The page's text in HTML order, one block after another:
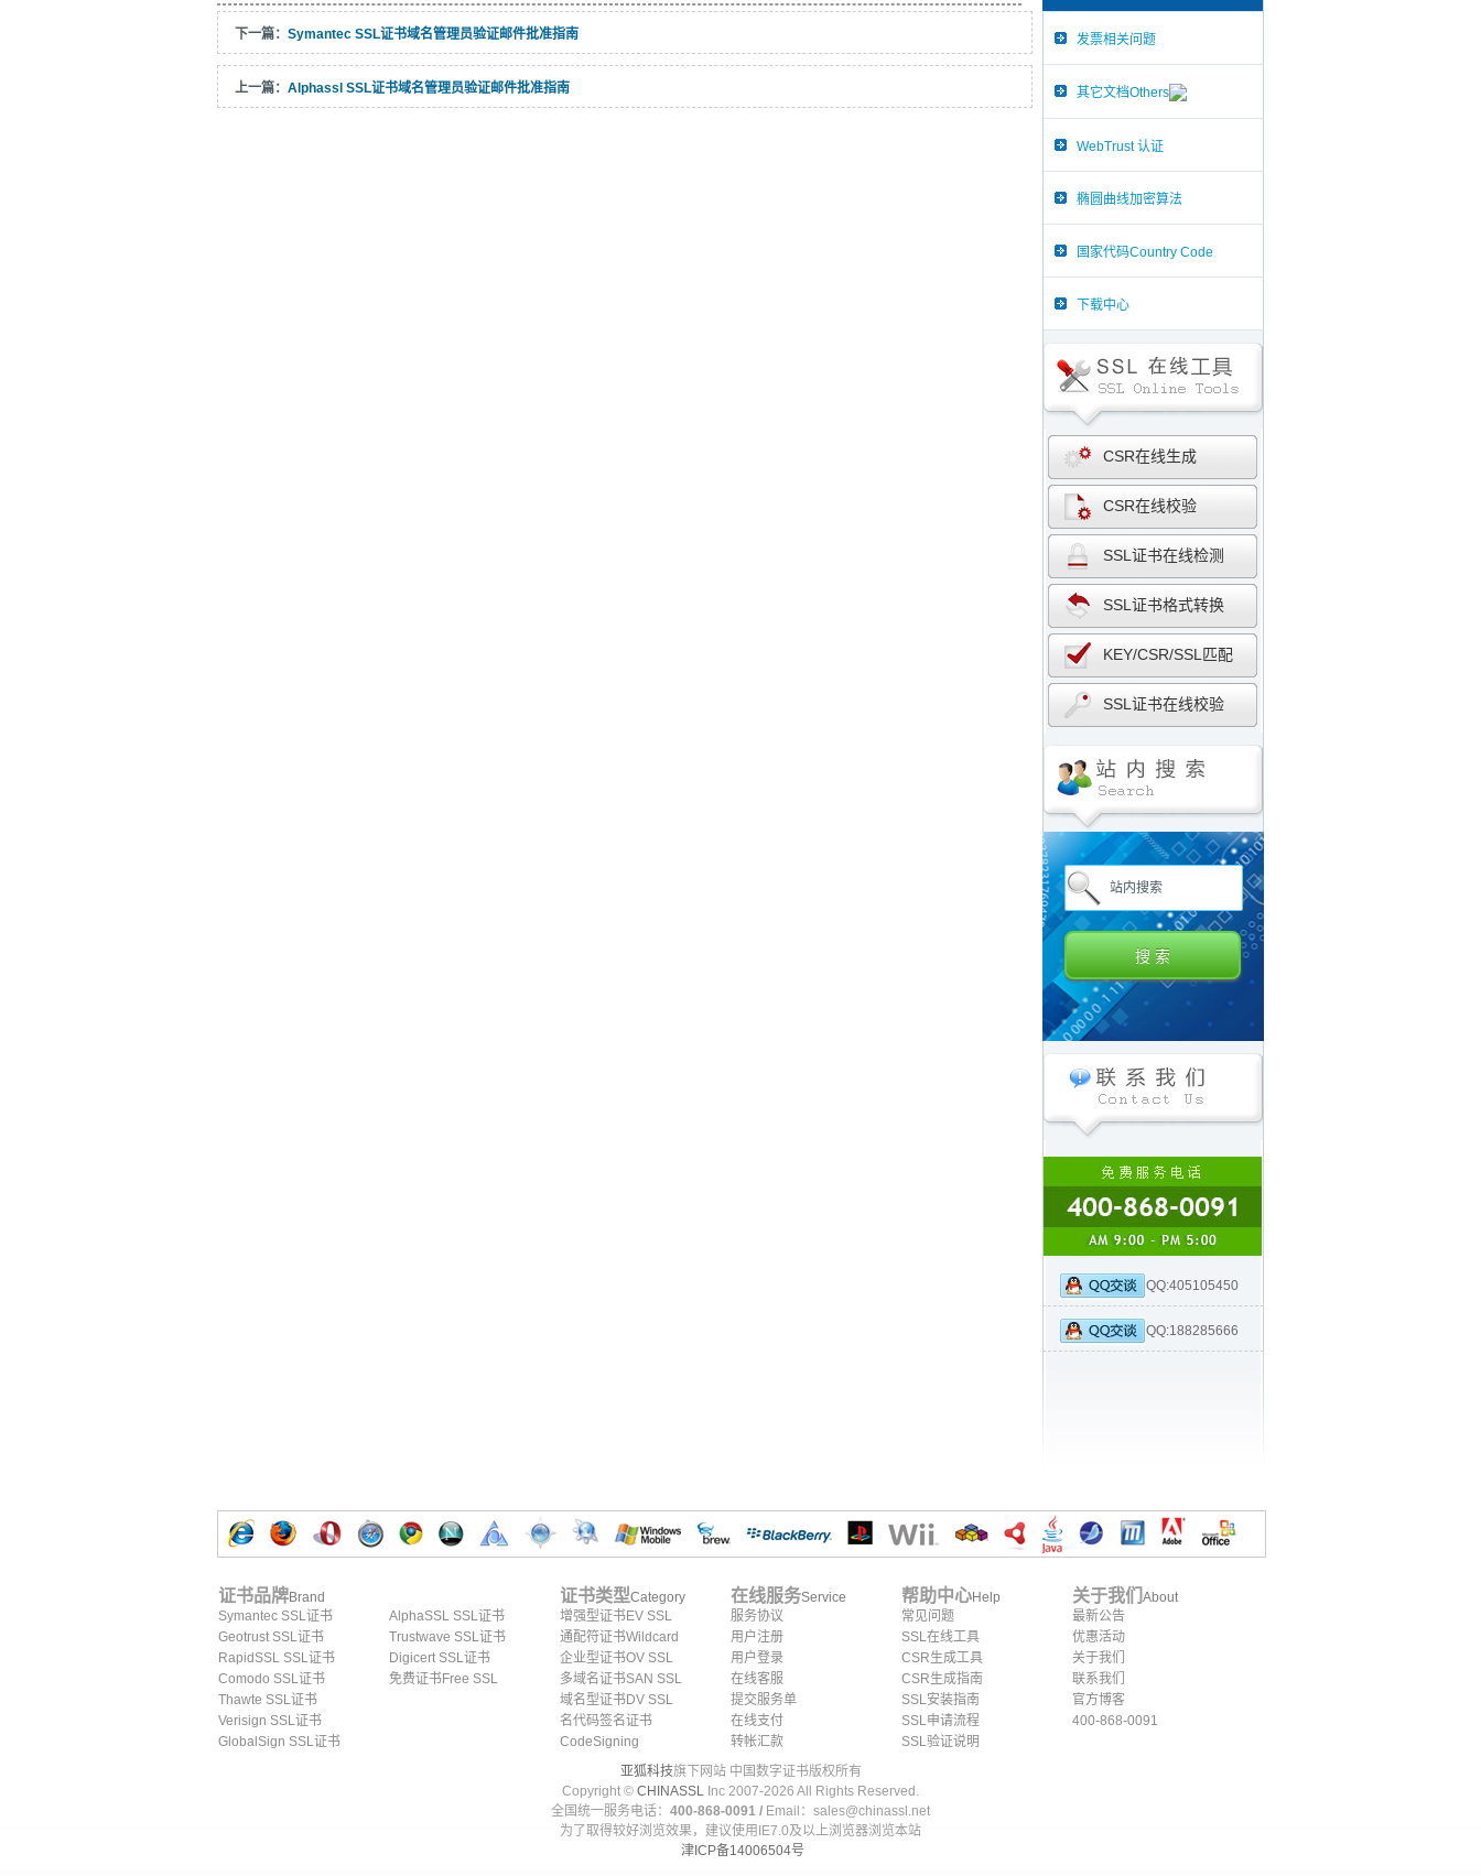
下一篇： Symantec SSL证书域名管理员验证邮件批准指南
上一篇： Alphassl SSL证书域名管理员验证邮件批准指南
发票相关问题
其它文档Others
WebTrust 认证
椭圆曲线加密算法
国家代码Country Code
下载中心
CSR在线生成
CSR在线校验
SSL证书在线检测
SSL证书格式转换
KEY/CSR/SSL匹配
SSL证书在线校验
QQ:405105450
QQ:188285666
证书品牌Brand
Symantec SSL证书
Geotrust SSL证书
RapidSSL SSL证书
Comodo SSL证书
Thawte SSL证书
Verisign SSL证书
GlobalSign SSL证书
AlphaSSL SSL证书
Trustwave SSL证书
Digicert SSL证书
免费证书Free SSL
证书类型Category
增强型证书EV SSL
通配符证书Wildcard
企业型证书OV SSL
多域名证书SAN SSL
域名型证书DV SSL
名代码签名证书
CodeSigning
在线服务Service
服务协议
用户注册
用户登录
在线客服
提交服务单
在线支付
转帐汇款
帮助中心Help
常见问题
SSL在线工具
CSR生成工具
CSR生成指南
SSL安装指南
SSL申请流程
SSL验证说明
关于我们 About
最新公告
优惠活动
关于我们
联系我们
官方博客
400-868-0091
亚狐科技旗下网站 中国数字证书版权所有
Copyright © CHINASSL Inc 2007-2026 All Rights Reserved.
全国统一服务电话： 400-868-0091 / Email：sales@chinassl.net
为了取得较好浏览效果，建议使用IE7.0及以上浏览器浏览本站
津ICP备14006504号